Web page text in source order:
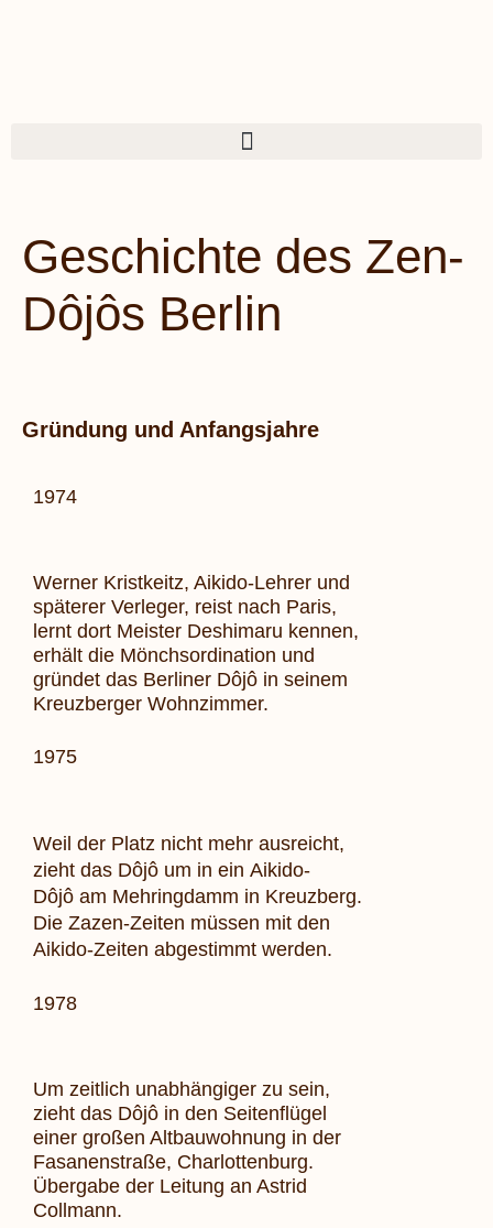
Geschichte des Zen-
Dôjôs Berlin
Gründung und Anfangsjahre
1974
Werner Kristkeitz, Aikido-Lehrer und
späterer Verleger, reist nach Paris,
lernt dort Meister Deshimaru kennen,
erhält die Mönchsordination und
gründet das Berliner Dôjô in seinem
Kreuzberger Wohnzimmer.
1975
Weil der Platz nicht mehr ausreicht,
zieht das Dôjô um in ein Aikido-
Dôjô am Mehringdamm in Kreuzberg.
Die Zazen-Zeiten müssen mit den
Aikido-Zeiten abgestimmt werden.
1978
Um zeitlich unabhängiger zu sein,
zieht das Dôjô in den Seitenflügel
einer großen Altbauwohnung in der
Fasanenstraße, Charlottenburg.
Übergabe der Leitung an Astrid
Collmann.